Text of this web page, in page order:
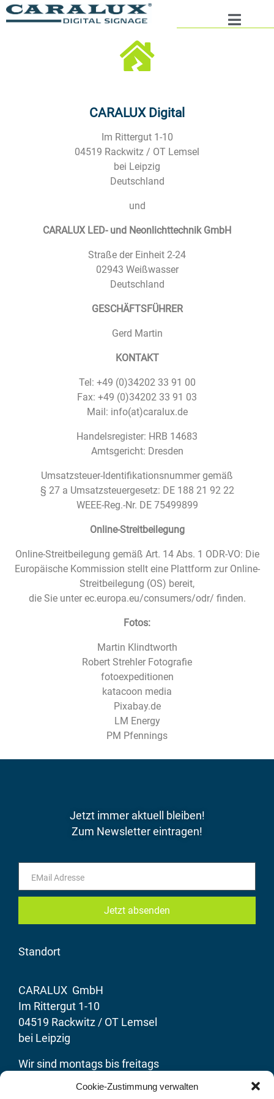
Cookie-Zustimmung verwalten
CARALUX Digital
Im Rittergut 1-10
04519 Rackwitz / OT Lemsel
bei Leipzig
Deutschland
und
CARALUX LED- und Neonlichttechnik GmbH
Straße der Einheit 2-24
02943 Weißwasser
Deutschland
GESCHÄFTSFÜHRER
Gerd Martin
KONTAKT
Tel: +49 (0)34202 33 91 00
Fax: +49 (0)34202 33 91 03
Mail: info(at)caralux.de
Handelsregister: HRB 14683
Amtsgericht: Dresden
Umsatzsteuer-Identifikationsnummer gemäß
§ 27 a Umsatzsteuergesetz: DE 188 21 92 22
WEEE-Reg.-Nr. DE 75499899
Online-Streitbeilegung
Online-Streitbeilegung gemäß Art. 14 Abs. 1 ODR-VO: Die
Europäische Kommission stellt eine Plattform zur Online-
Streitbeilegung (OS) bereit,
die Sie unter ec.europa.eu/consumers/odr/ finden.
Fotos:
Martin Klindtworth
Robert Strehler Fotografie
fotoexpeditionen
katacoon media
Pixabay.de
LM Energy
PM Pfennings
Jetzt immer aktuell bleiben!
Zum Newsletter eintragen!
Jetzt absenden
Standort
CARALUX GmbH
Im Rittergut 1-10
04519 Rackwitz / OT Lemsel
bei Leipzig
Wir sind montags bis freitags